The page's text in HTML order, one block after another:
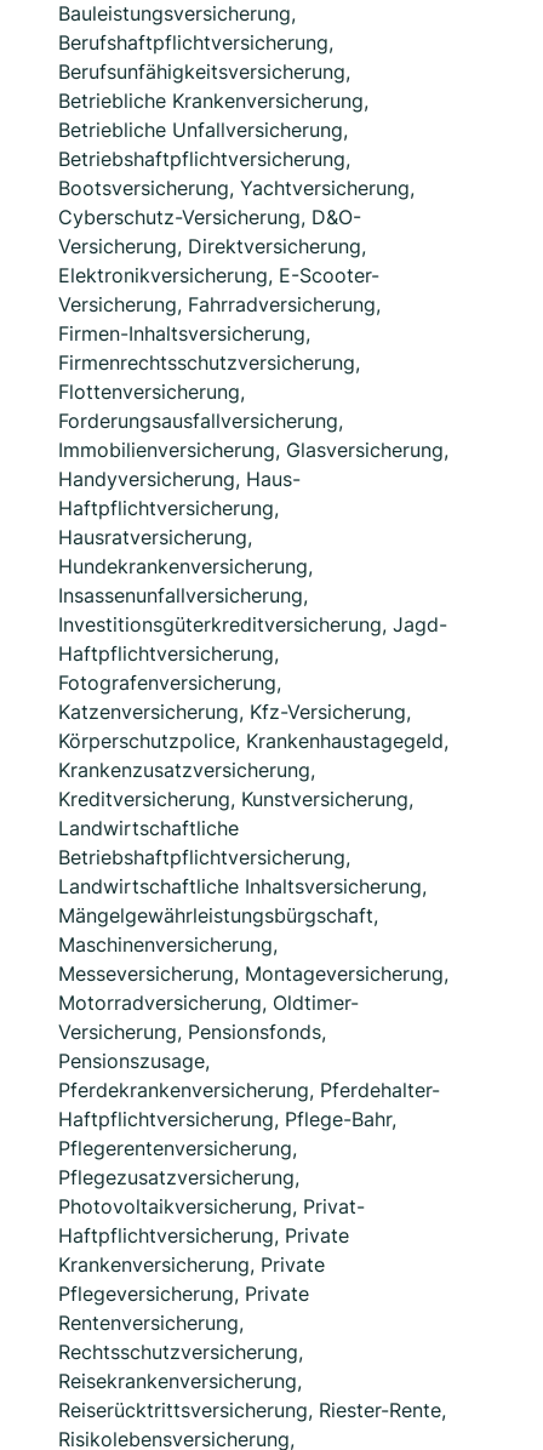
Bauleistungsversicherung,
Berufshaftpflichtversicherung,
Berufsunfähigkeitsversicherung,
Betriebliche Krankenversicherung,
Betriebliche Unfallversicherung,
Betriebshaftpflichtversicherung,
Bootsversicherung, Yachtversicherung,
Cyberschutz-Versicherung, D&O-
Versicherung, Direktversicherung,
Elektronikversicherung, E-Scooter-
Versicherung, Fahrradversicherung,
Firmen-Inhaltsversicherung,
Firmenrechtsschutzversicherung,
Flottenversicherung,
Forderungsausfallversicherung,
Immobilienversicherung, Glasversicherung,
Handyversicherung, Haus-
Haftpflichtversicherung,
Hausratversicherung,
Hundekrankenversicherung,
Insassenunfallversicherung,
Investitionsgüterkreditversicherung, Jagd-
Haftpflichtversicherung,
Fotografenversicherung,
Katzenversicherung, Kfz-Versicherung,
Körperschutzpolice, Krankenhaustagegeld,
Krankenzusatzversicherung,
Kreditversicherung, Kunstversicherung,
Landwirtschaftliche
Betriebshaftpflichtversicherung,
Landwirtschaftliche Inhaltsversicherung,
Mängelgewährleistungsbürgschaft,
Maschinenversicherung,
Messeversicherung, Montageversicherung,
Motorradversicherung, Oldtimer-
Versicherung, Pensionsfonds,
Pensionszusage,
Pferdekrankenversicherung, Pferdehalter-
Haftpflichtversicherung, Pflege-Bahr,
Pflegerentenversicherung,
Pflegezusatzversicherung,
Photovoltaikversicherung, Privat-
Haftpflichtversicherung, Private
Krankenversicherung, Private
Pflegeversicherung, Private
Rentenversicherung,
Rechtsschutzversicherung,
Reisekrankenversicherung,
Reiserücktrittsversicherung, Riester-Rente,
Risikolebensversicherung,